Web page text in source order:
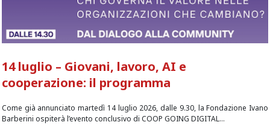
14 luglio – Giovani, lavoro, AI e
cooperazione: il programma
Come già annunciato martedì 14 luglio 2026, dalle 9.30, la Fondazione Ivano
Barberini ospiterà l’evento conclusivo di COOP GOING DIGITAL...